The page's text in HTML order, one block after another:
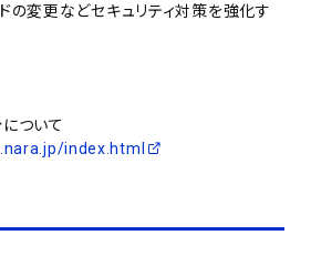
の変更などセキュリティ対策を強化す
ついて
index.html